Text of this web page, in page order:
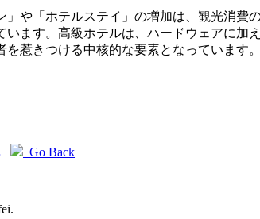
や「ホテルステイ」の増加は、観光消
ます。高級ホテルは、ハードウェアに
惹きつける中核的な要素となっていま
ている Go Back